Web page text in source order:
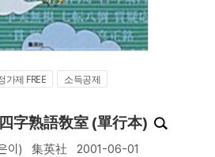
가제 FREE
소득공제
字熟語敎室 (單行本)
이) 集英社 2001-06-01